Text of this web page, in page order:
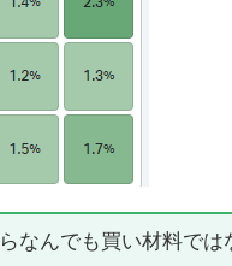
なんでも買い材料では